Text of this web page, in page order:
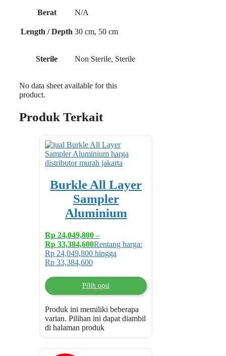
Berat N/A
Length / Depth 30 cm, 50 cm
Sterile Non Sterile, Sterile
No data sheet available for this
product.
Produk Terkait
Burkle All Layer
Sampler
Aluminium
Rp 24,049,800 –
Rp 33,384,600Rentang harga:
Rp 24,049,800 hingga
Rp 33,384,600
Pilih opsi
Produk ini memiliki beberapa
varian. Pilihan ini dapat diambil
di halaman produk